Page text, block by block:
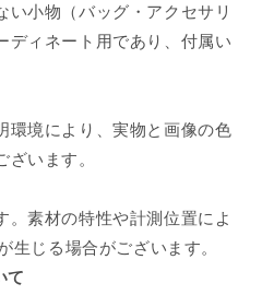
い小物（バッグ・アクセサリ
ディネート用であり、付属い
環境により、実物と画像の色
います。
。素材の特性や計測位置によ
生じる場合がございます。
て